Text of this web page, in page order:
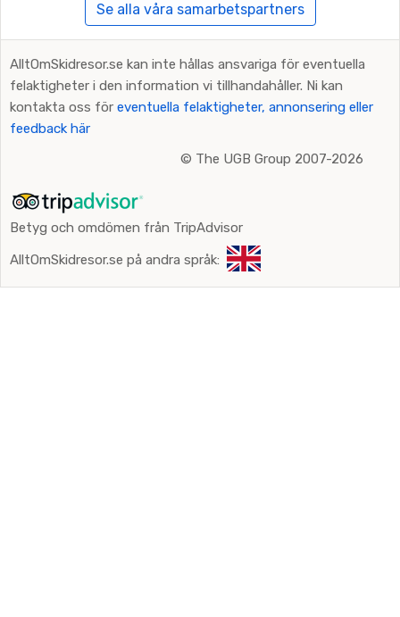
Se alla våra samarbetspartners
AlltOmSkidresor.se kan inte hållas ansvariga för eventuella
felaktigheter i den information vi tillhandahåller. Ni kan
kontakta oss för eventuella felaktigheter, annonsering eller
feedback här
© The UGB Group 2007-2026
Betyg och omdömen från TripAdvisor
AlltOmSkidresor.se på andra språk: